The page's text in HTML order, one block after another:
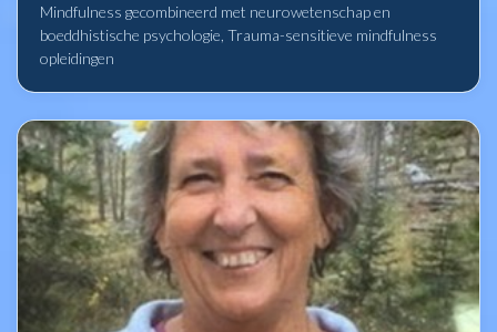
Mindfulness gecombineerd met neurowetenschap en
boeddhistische psychologie, Trauma-sensitieve mindfulness
opleidingen